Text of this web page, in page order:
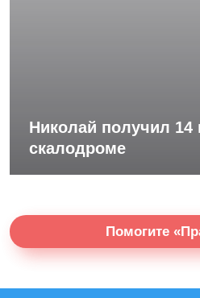
Николай получил 14
скалодроме
Помогите